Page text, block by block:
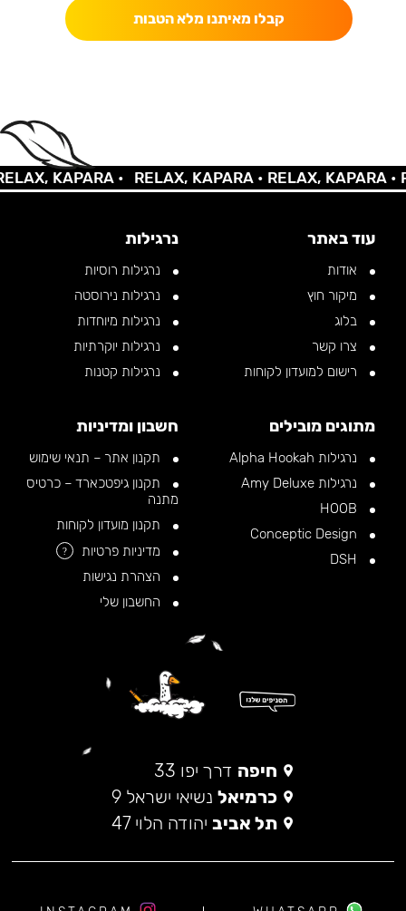
קבלו מאיתנו מלא הטבות
KAPARA • RELAX, KAPARA •RELAX, KAPARA •
עוד באתר
אודות
מיקור חוץ
בלוג
צרו קשר
רישום למועדון לקוחות
נרגילות
נרגילות רוסיות
נרגילות נירוסטה
נרגילות מיוחדות
נרגילות יוקרתיות
נרגילות קטנות
מתוגים מובילים
נרגילות Alpha Hookah
נרגילות Amy Deluxe
חשבון ומדיניות
תקנון אתר – תנאי שימוש
תקנון גיפטכארד – כרטיס
מתנה
תקנון מועדון לקוחות
מדיניות פרטיות
?
הצהרת נגישות
החשבון שלי
חיפה דרך יפו 33
כרמיאל נשיאי ישראל 9
תל אביב יהודה הלוי 47